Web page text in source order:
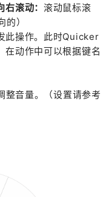
滚动： 滚动鼠标滚
）
此操作。此时Quicker
在动作中可以根据键名
整音量。（设置请参考